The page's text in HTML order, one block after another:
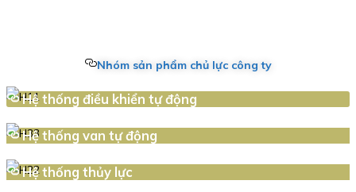
Nhóm sản phẩm chủ lực công ty
Hệ thống điều khiển tự động
Hệ thống van tự động
Hệ thống thủy lực